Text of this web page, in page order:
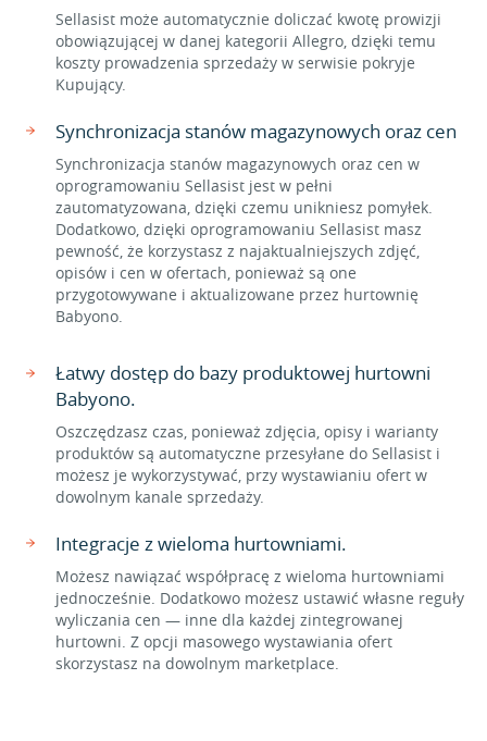
Sellasist może automatycznie doliczać kwotę prowizji
obowiązującej w danej kategorii Allegro, dzięki temu
koszty prowadzenia sprzedaży w serwisie pokryje
Kupujący.
Synchronizacja stanów magazynowych oraz cen
Synchronizacja stanów magazynowych oraz cen w
oprogramowaniu Sellasist jest w pełni
zautomatyzowana, dzięki czemu unikniesz pomyłek.
Dodatkowo, dzięki oprogramowaniu Sellasist masz
pewność, że korzystasz z najaktualniejszych zdjęć,
opisów i cen w ofertach, ponieważ są one
przygotowywane i aktualizowane przez hurtownię
Babyono.
Łatwy dostęp do bazy produktowej hurtowni
Babyono.
Oszczędzasz czas, ponieważ zdjęcia, opisy i warianty
produktów są automatyczne przesyłane do Sellasist i
możesz je wykorzystywać, przy wystawianiu ofert w
dowolnym kanale sprzedaży.
Integracje z wieloma hurtowniami.
Możesz nawiązać współpracę z wieloma hurtowniami
jednocześnie. Dodatkowo możesz ustawić własne reguły
wyliczania cen — inne dla każdej zintegrowanej
hurtowni. Z opcji masowego wystawiania ofert
skorzystasz na dowolnym marketplace.